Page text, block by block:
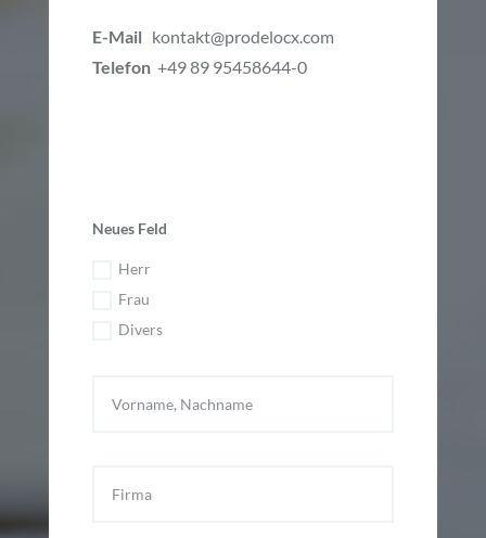
E-Mail kontakt@prodelocx.com
Telefon+49 89 95458644-0
Neues Feld
Herr
Frau
Divers